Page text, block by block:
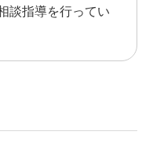
談指導を行ってい